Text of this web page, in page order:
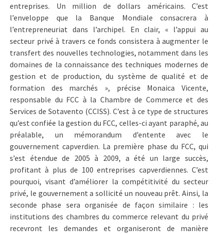
entreprises. Un million de dollars américains. C’est
l’enveloppe que la Banque Mondiale consacrera à
l’entrepreneuriat dans l’archipel. En clair, « l’appui au
secteur privé à travers ce fonds consistera à augmenter le
transfert des nouvelles technologies, notamment dans les
domaines de la connaissance des techniques modernes de
gestion et de production, du système de qualité et de
formation des marchés », précise Monaica Vicente,
responsable du FCC à la Chambre de Commerce et des
Services de Sotavento (CCISS). C’est à ce type de structures
qu’est confiée la gestion du FCC, celles-ci ayant paraphé, au
préalable, un mémorandum d’entente avec le
gouvernement capverdien. La première phase du FCC, qui
s’est étendue de 2005 à 2009, a été un large succès,
profitant à plus de 100 entreprises capverdiennes. C’est
pourquoi, visant d’améliorer la compétitivité du secteur
privé, le gouvernement a sollicité un nouveau prêt. Ainsi, la
seconde phase sera organisée de façon similaire : les
institutions des chambres du commerce relevant du privé
recevront les demandes et organiseront de manière